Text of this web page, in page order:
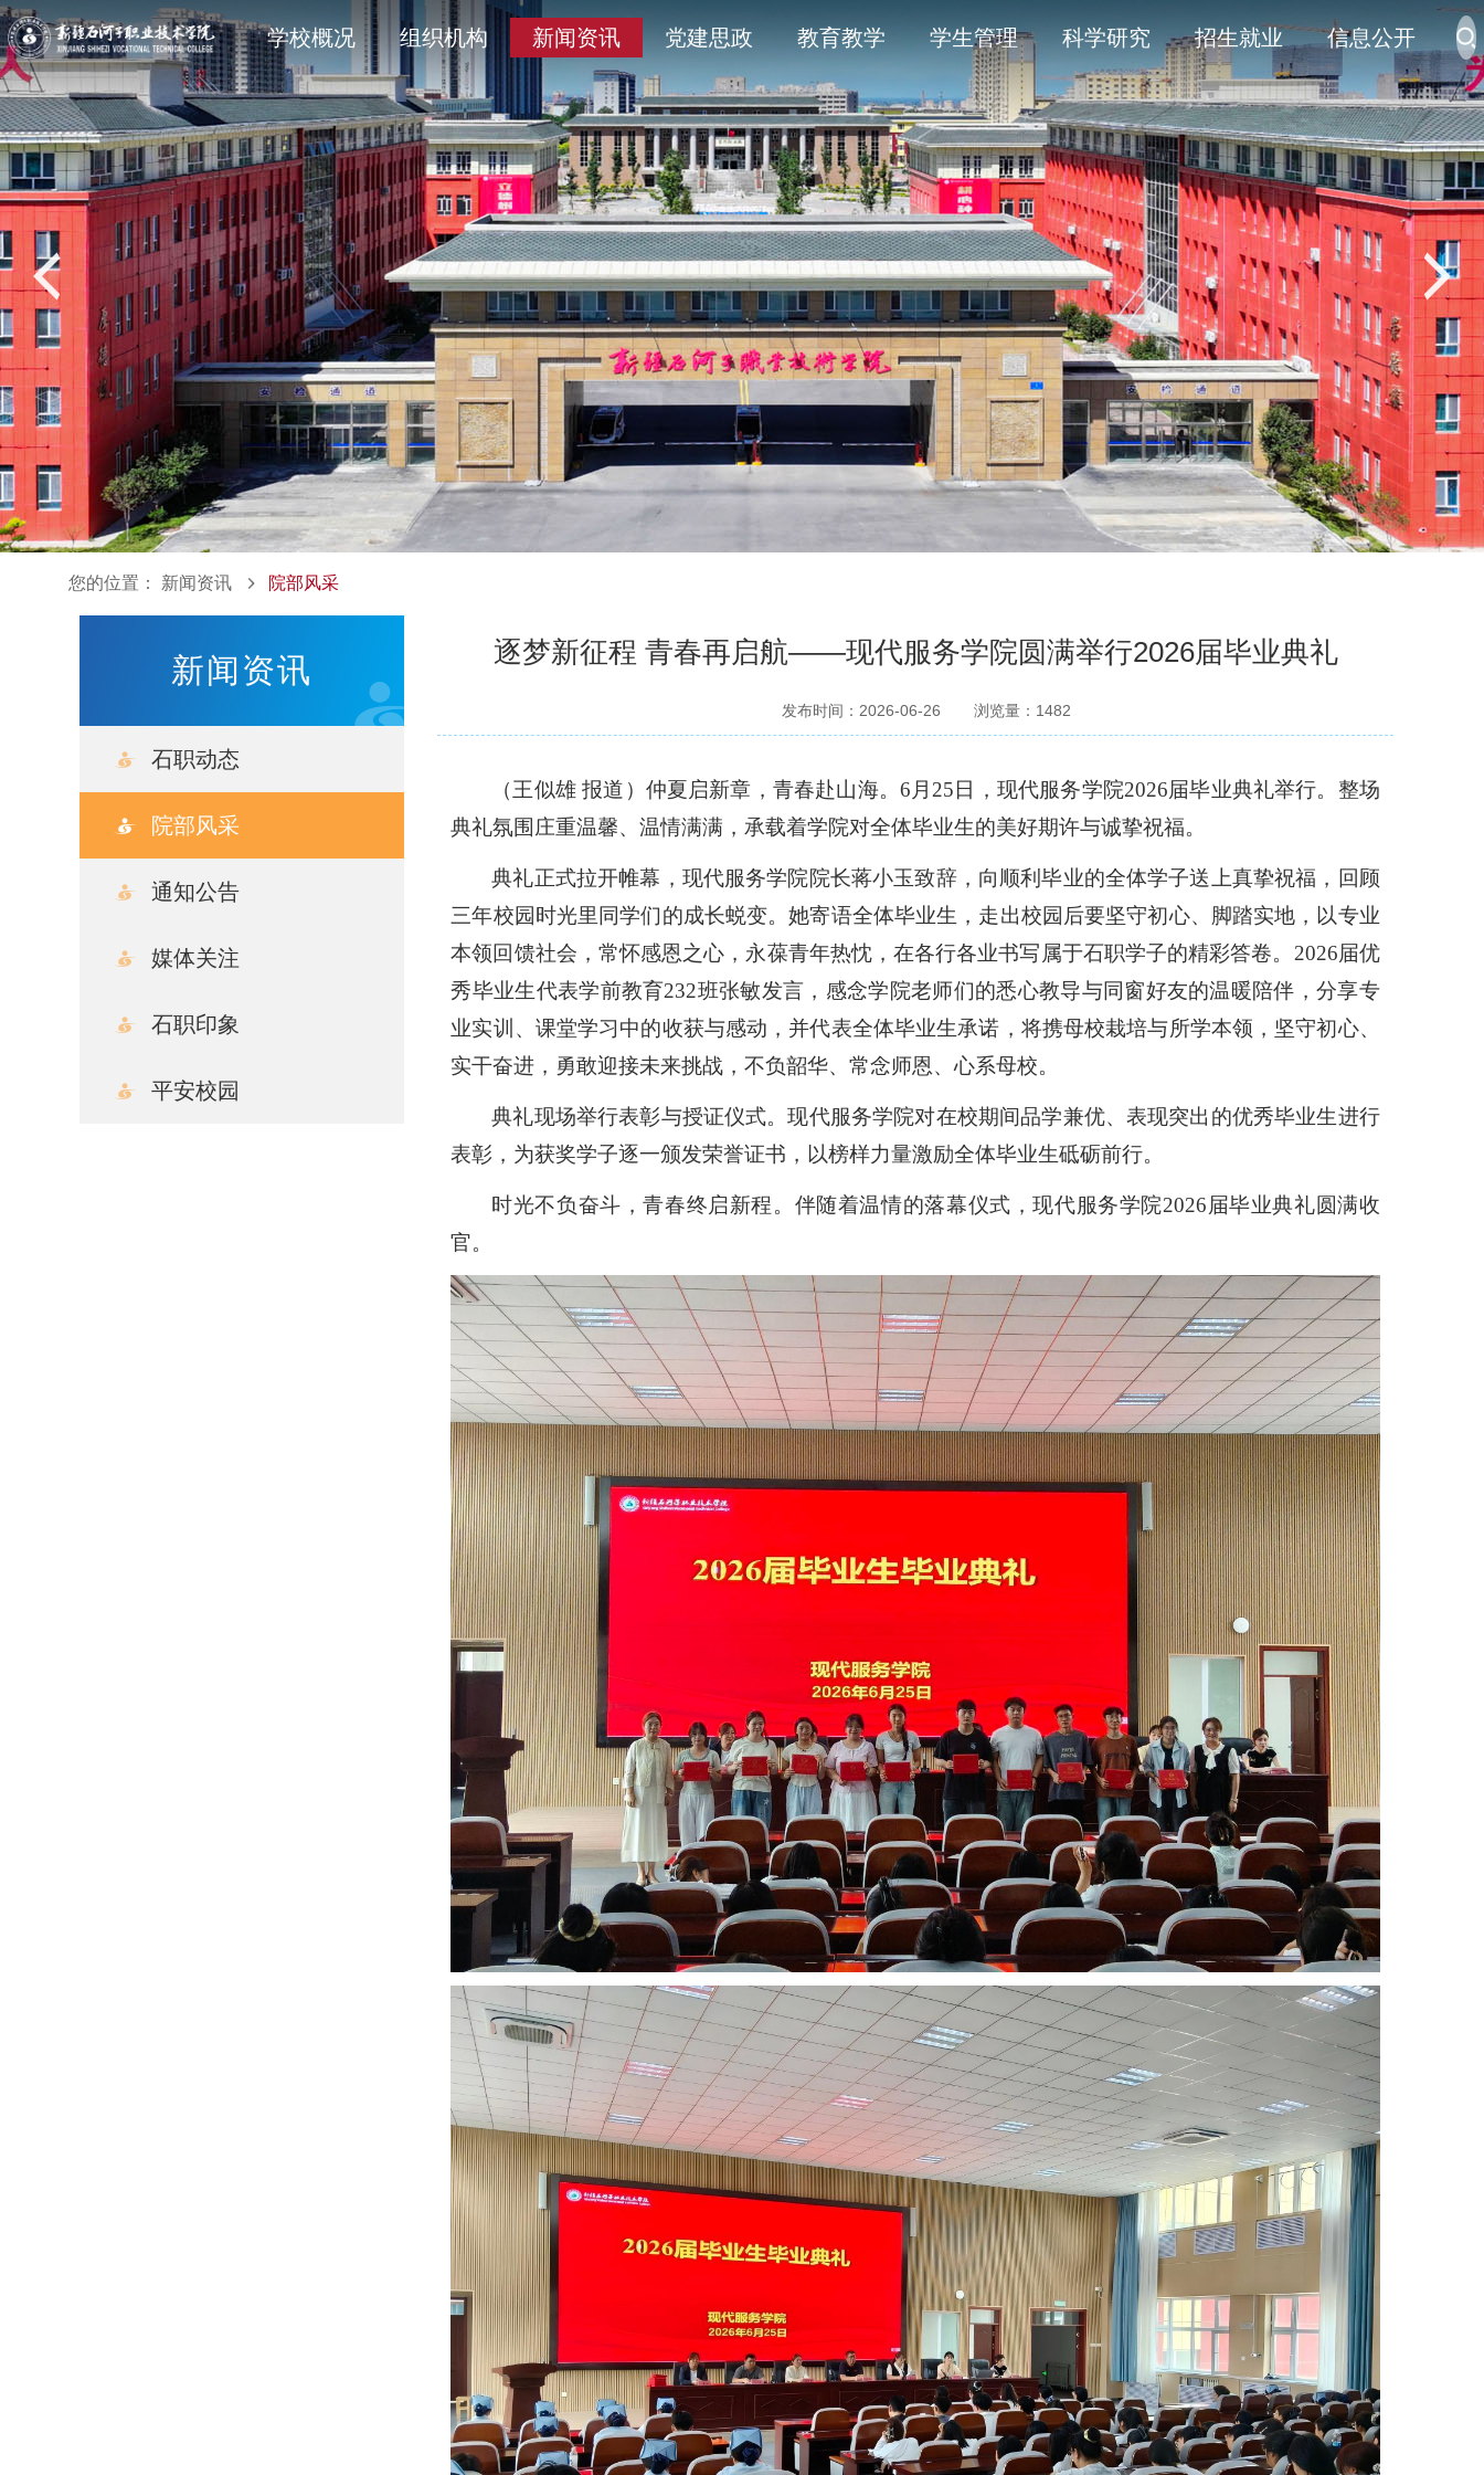
学校概况
学院简介 现任领导 历史沿革
校风校训
组织机构 新闻资讯
石职动态 院部风采 通知公告
媒体关注 石职印象 平安校园
党建思政
党建专题 思政育人 教育教学
教学动态 双创教育 产教融合
语言文字建设
学生管理
学工处 共青团工作 科学研究
科研动态 创新服务平台 学术委员会
科协技术学会
招生就业
招生专题 就业专题 信息公开
信息公开法规与制度 主动公开清单目录 信息公开年度报告
信息公开其它
您的位置： 新闻资讯 院部风采
新闻资讯
石职动态
院部风采
通知公告
媒体关注
石职印象
平安校园
逐梦新征程 青春再启航——现代服务学院圆满举行2026届毕业典礼
发布时间：2026-06-26 浏览量： 1482
（王似雄 报道）仲夏启新章，青春赴山海。 6月25 日，现代服务学院2026届毕业典礼举行。整场
典礼氛围庄重温馨、温情满满，承载着学院对全体毕业生的美好期许与诚挚祝福。
典礼正式拉开帷幕，现代服务学院院长蒋小玉致辞， 向顺利毕业的全体学子送上真挚祝福，回顾
三年校园时光里同学们的成长蜕变。她寄语全体毕业生，走出校园后要坚守初心、脚踏实地，以专业
本领回馈社会，常怀感恩之心，永葆青年热忱，在各行各业书写属于石职学子的精彩答卷。 2026届优
秀毕业生代表学前教育232班张敏发言， 感念学院老师们的悉心教导与同窗好友的温暖陪伴，分享专
业实训、课堂学习中的收获与感动，并代表全体毕业生承诺，将携母校栽培与所学本领，坚守初心、
实干奋进，勇敢迎接未来挑战，不负韶华、常念师恩、心系母校。
典礼现场举行表彰与授证仪式。现代服务学院对在校期间品学兼优、表现突出的优秀毕业生进行
表彰，为获奖学子逐一颁发荣誉证书，以榜样力量激励全体毕业生砥砺前行。
时光不负奋斗，青春终启新程。伴随着温情的落幕仪式，现代服务学院2026届毕业典礼圆满收
官。